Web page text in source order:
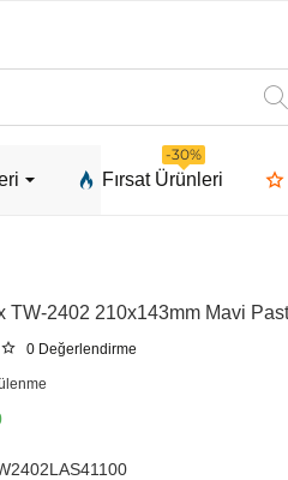
Fırsat Ürünleri
-30%
TW-2402 210x143mm Mavi
0 Değerlendirme